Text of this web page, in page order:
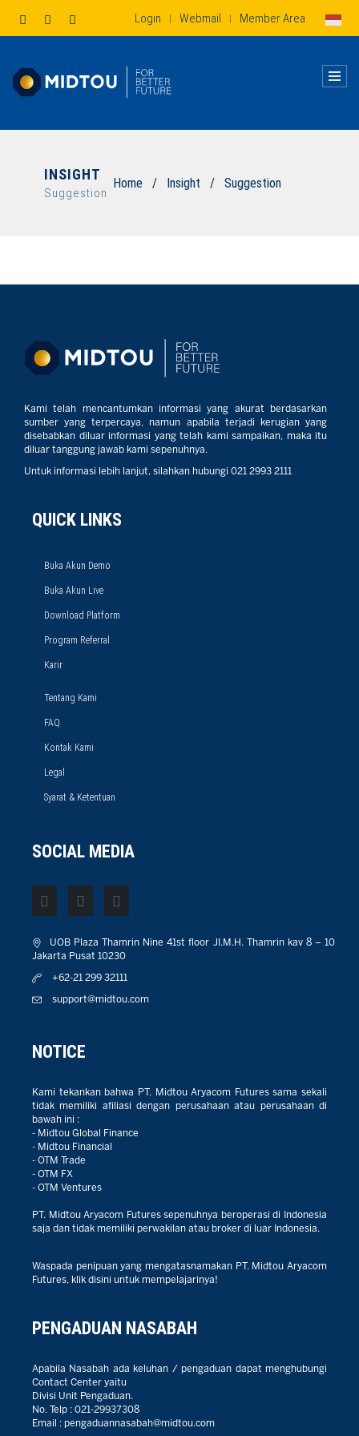
Login | Webmail | Member Area
INSIGHT
Suggestion
Home / Insight / Suggestion
Kami telah mencantumkan informasi yang akurat berdasarkan
sumber yang terpercaya, namun apabila terjadi kerugian yang
disebabkan diluar informasi yang telah kami sampaikan, maka itu
diluar tanggung jawab kami sepenuhnya.
Untuk informasi lebih lanjut, silahkan hubungi 021 2993 2111
QUICK LINKS
Buka Akun Demo
Buka Akun Live
Download Platform
Program Referral
Karir
Tentang Kami
FAQ
Kontak Kami
Legal
Syarat & Ketentuan
SOCIAL MEDIA
UOB Plaza Thamrin Nine 41st floor JI.M.H. Thamrin kav 8 – 10
Jakarta Pusat 10230
+62-21 299 32111
support@midtou.com
NOTICE
Kami tekankan bahwa PT. Midtou Aryacom Futures sama sekali
tidak memiliki afiliasi dengan perusahaan atau perusahaan di
bawah ini :
- Midtou Global Finance
- Midtou Financial
- OTM Trade
- OTM FX
- OTM Ventures
PT. Midtou Aryacom Futures sepenuhnya beroperasi di Indonesia
saja dan tidak memiliki perwakilan atau broker di luar Indonesia.
Waspada penipuan yang mengatasnamakan PT. Midtou Aryacom
Futures, klik disini untuk mempelajarinya!
PENGADUAN NASABAH
Apabila Nasabah ada keluhan / pengaduan dapat menghubungi
Contact Center yaitu
Divisi Unit Pengaduan.
No. Telp : 021-29937308
Email : pengaduannasabah@midtou.com